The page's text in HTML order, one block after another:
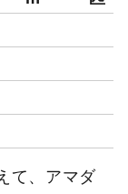
て、アマダ